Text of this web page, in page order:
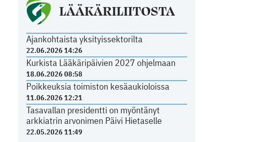
LÄÄKÄRILIITOSTA
Ajankohtaista yksityissektorilta
22.06.2026 14:26
Kurkista Lääkäripäivien 2027 ohjelmaan
18.06.2026 08:58
Poikkeuksia toimiston kesäaukioloissa
11.06.2026 12:21
Tasavallan presidentti on myöntänyt
arkkiatrin arvonimen Päivi Hietaselle
22.05.2026 11:49